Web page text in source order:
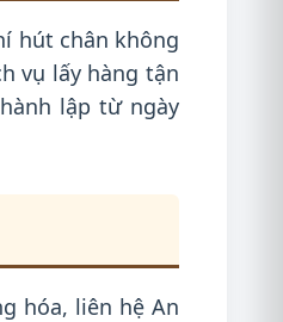
hút chân không
vụ lấy hàng tận
lập từ ngày
hóa, liên hệ An